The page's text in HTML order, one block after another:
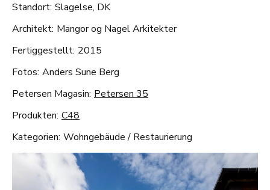
Standort: Slagelse, DK
Architekt: Mangor og Nagel Arkitekter
Fertiggestellt: 2015
Fotos: Anders Sune Berg
Petersen Magasin: Petersen 35
Produkten: C48
Kategorien: Wohngebäude / Restaurierung